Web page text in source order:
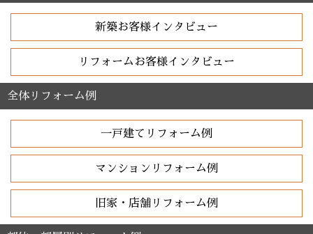
新築お客様インタビュー
リフォームお客様インタビュー
全体リフォーム例
一戸建てリフォーム例
マンションリフォーム例
旧家・店舗リフォーム例